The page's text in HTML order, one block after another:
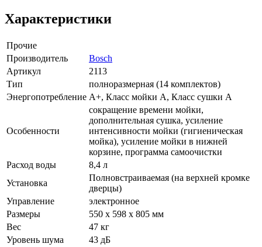
Характеристики
Прочие
Производитель
Bosch
Артикул
2113
Тип
полноразмерная (14 комплектов)
Энергопотребление A+, Класс мойки A, Класс сушки A
Особенности
сокращение времени мойки,
дополнительная сушка, усиление
интенсивности мойки (гигиеническая
мойка), усиление мойки в нижней
корзине, программа самоочистки
Расход воды
8,4 л
Установка
Полновстраиваемая (на верхней кромке
дверцы)
Управление
электронное
Размеры
550 х 598 х 805 мм
Вес
47 кг
Уровень шума
43 дБ